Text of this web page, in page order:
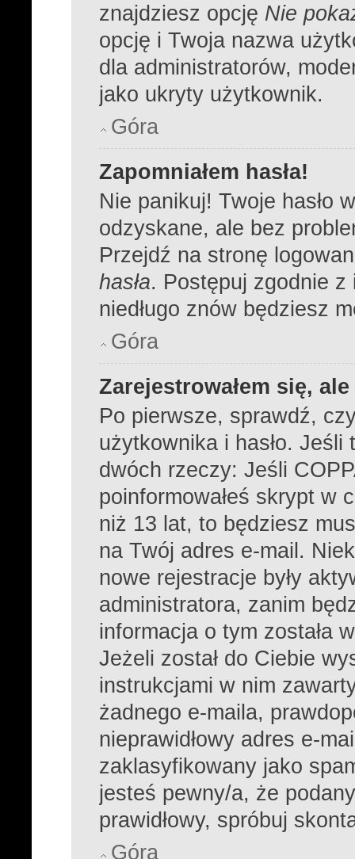
znajdziesz opcję Nie
opcję i Twoja nazwa
dla administratorów,
jako ukryty użytkownik.
Góra
Zapomniałem hasła!
Nie panikuj! Twoje hasło
odzyskane, ale bez
Przejdź na stronę
hasła. Postępuj zgodnie
niedługo znów będziesz
Góra
Zarejestrowałem się,
Po pierwsze, sprawdź,
użytkownika i hasło. Jeśli
dwóch rzeczy: Jeśli
poinformowałeś skrypt w
niż 13 lat, to będziesz
na Twój adres e-mail.
nowe rejestracje były
administratora, zanim
informacja o tym została
Jeżeli został do Ciebie
instrukcjami w nim
żadnego e-maila,
nieprawidłowy adres e-
zaklasyfikowany jako
jesteś pewny/a, że
prawidłowy, spróbuj
Góra